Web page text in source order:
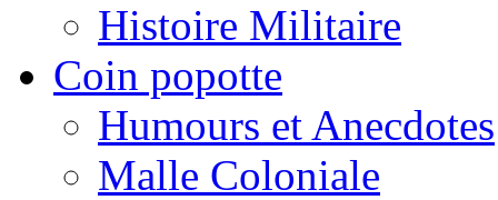
Histoire Militaire
Coin popotte
Humours et Anecdotes
Malle Coloniale